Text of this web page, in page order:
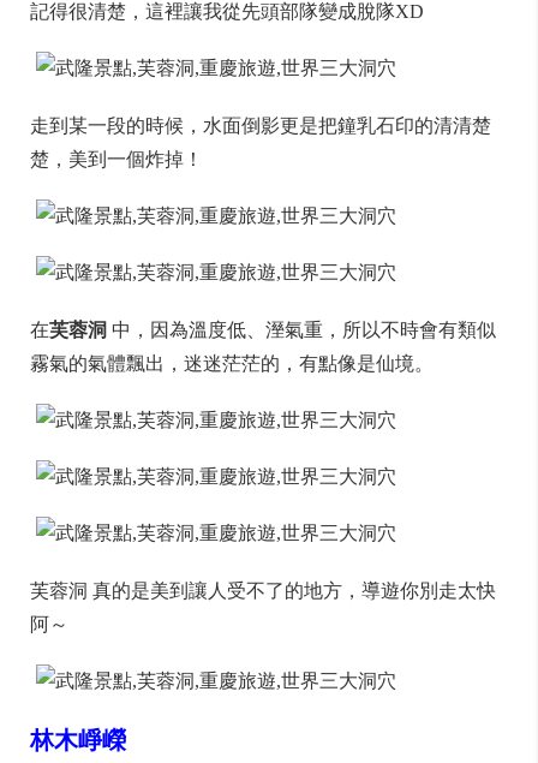
記得很清楚，這裡讓我從先頭部隊變成脫隊XD
走到某一段的時候，水面倒影更是把鐘乳石印的清清楚
楚，美到一個炸掉！
在芙蓉洞 中，因為溫度低、溼氣重，所以不時會有類似
霧氣的氣體飄出，迷迷茫茫的，有點像是仙境。
芙蓉洞 真的是美到讓人受不了的地方，導遊你別走太快
阿～
林木崢嶸